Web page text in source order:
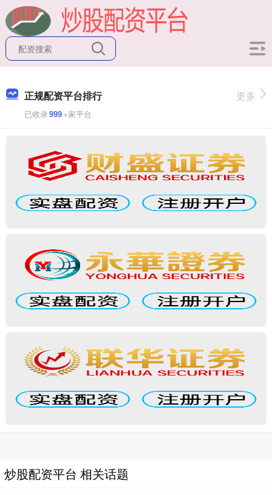
正规配资平台排行
已收录999+家平台
更多
炒股配资平台 相关话题